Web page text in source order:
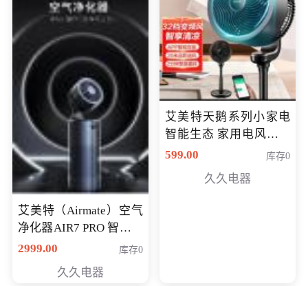
艾美特（Airmate）空气
净化器AIR7 PRO 智能全
屋空气循环负离子旗舰
2999.00 库存0
久久电器
艾美特天鹅系列小家电
智能生态 家用电风扇直
流变频节能轻音空气循
鹅，白天鹅智能)
599.00 库存0
久久电器